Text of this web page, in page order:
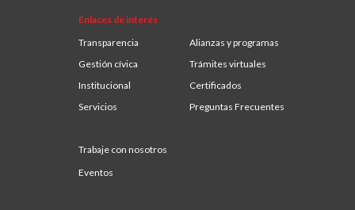
Enlaces de interés
Transparencia
Alianzas y programas
Gestión cívica
Trámites virtuales
Institucional
Certificados
Servicios
Preguntas Frecuentes
Trabaje con nosotros
Eventos